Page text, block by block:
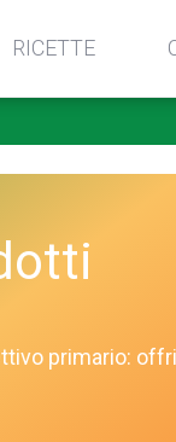
RICETTE
primario: